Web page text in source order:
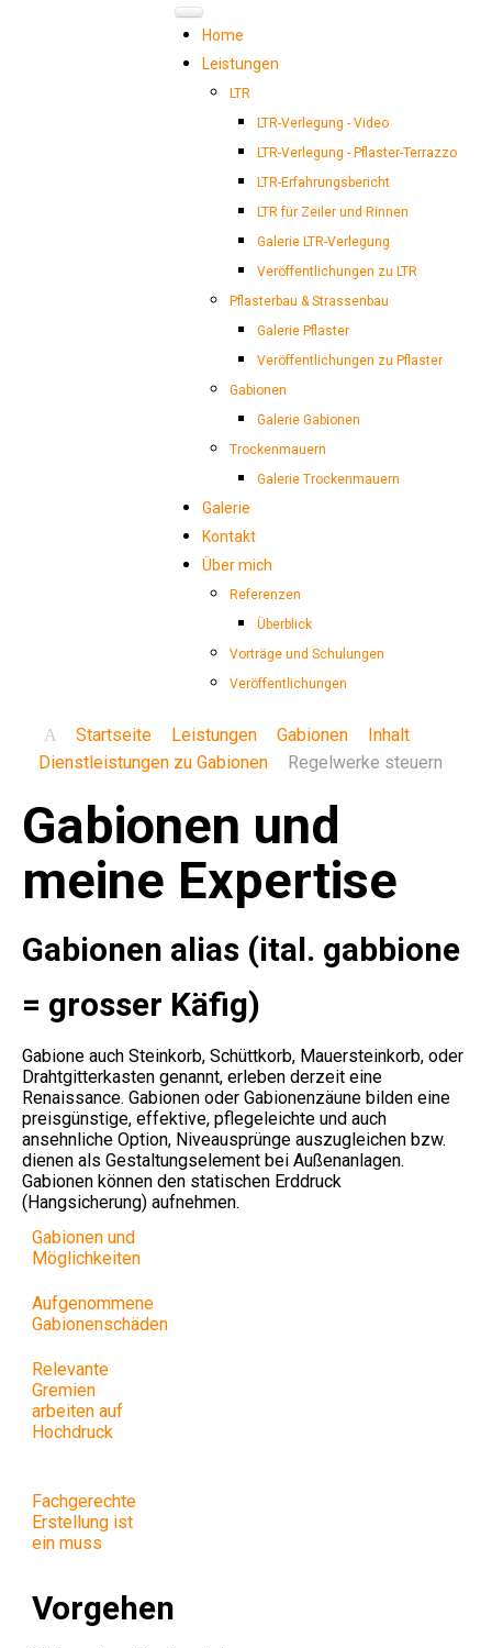
Home
Leistungen
LTR
LTR-Verlegung - Video
LTR-Verlegung - Pflaster-Terrazzo
LTR-Erfahrungsbericht
LTR für Zeiler und Rinnen
Galerie LTR-Verlegung
Veröffentlichungen zu LTR
Pflasterbau & Strassenbau
Galerie Pflaster
Veröffentlichungen zu Pflaster
Gabionen
Galerie Gabionen
Trockenmauern
Galerie Trockenmauern
Galerie
Kontakt
Über mich
Referenzen
Überblick
Vorträge und Schulungen
Veröffentlichungen
Startseite Leistungen Gabionen
Inhalt
Dienstleistungen zu Gabionen
Regelwerke steuern
Gabionen und
meine Expertise
Gabionen alias (ital. gabbione
= grosser Käfig)
Gabione auch Steinkorb, Schüttkorb, Mauersteinkorb, oder
Drahtgitterkasten genannt, erleben derzeit eine
Renaissance. Gabionen oder Gabionenzäune bilden eine
preisgünstige, effektive, pflegeleichte und auch
ansehnliche Option, Niveausprünge auszugleichen bzw.
dienen als Gestaltungselement bei Außenanlagen.
Gabionen können den statischen Erddruck
(Hangsicherung) aufnehmen.
Gabionen und
Möglichkeiten
Aufgenommene
Gabionenschäden
Relevante
Gremien
arbeiten auf
Hochdruck
Fachgerechte
Erstellung ist
ein muss
Vorgehen